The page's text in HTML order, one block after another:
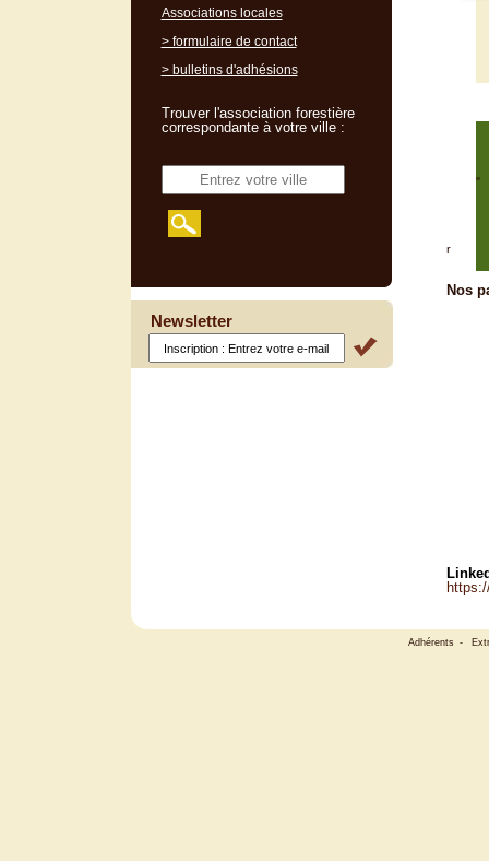
"
r
Nos
Associations locales
> formulaire de contact
> bulletins d'adhésions
Trouver l'association forestière
correspondante à votre ville :
Newsletter
Adhérents -